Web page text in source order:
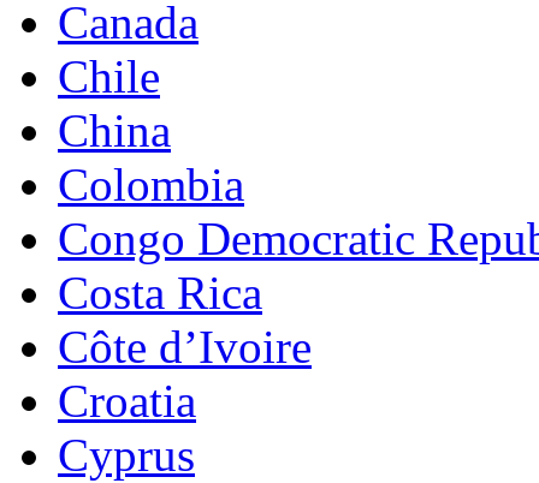
Canada
Chile
China
Colombia
Congo Democratic
Costa Rica
Côte d’Ivoire
Croatia
Cyprus